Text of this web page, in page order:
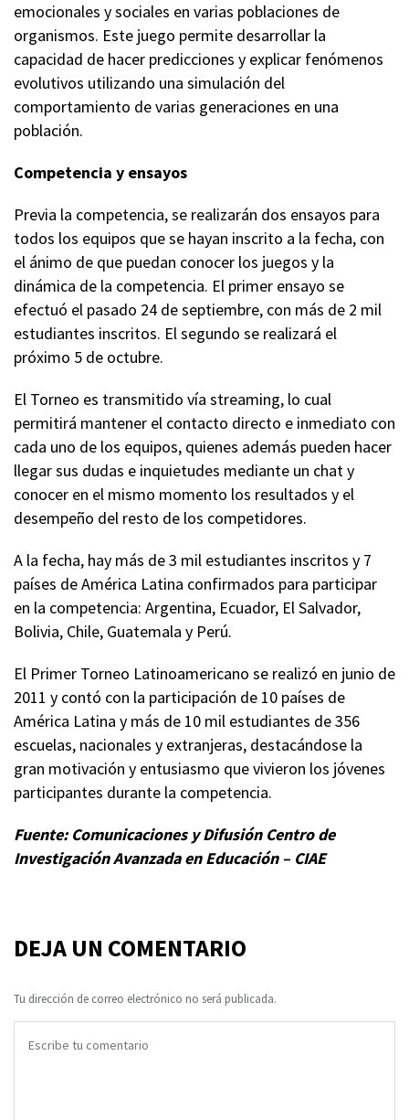
emocionales y sociales en varias poblaciones de
organismos. Este juego permite desarrollar la
capacidad de hacer predicciones y explicar fenómenos
evolutivos utilizando una simulación del
comportamiento de varias generaciones en una
población.
Competencia y ensayos
Previa la competencia, se realizarán dos ensayos para
todos los equipos que se hayan inscrito a la fecha, con
el ánimo de que puedan conocer los juegos y la
dinámica de la competencia. El primer ensayo se
efectuó el pasado 24 de septiembre, con más de 2 mil
estudiantes inscritos. El segundo se realizará el
próximo 5 de octubre.
El Torneo es transmitido vía streaming, lo cual
permitirá mantener el contacto directo e inmediato con
cada uno de los equipos, quienes además pueden hacer
llegar sus dudas e inquietudes mediante un chat y
conocer en el mismo momento los resultados y el
desempeño del resto de los competidores.
A la fecha, hay más de 3 mil estudiantes inscritos y 7
países de América Latina confirmados para participar
en la competencia: Argentina, Ecuador, El Salvador,
Bolivia, Chile, Guatemala y Perú.
El Primer Torneo Latinoamericano se realizó en junio de
2011 y contó con la participación de 10 países de
América Latina y más de 10 mil estudiantes de 356
escuelas, nacionales y extranjeras, destacándose la
gran motivación y entusiasmo que vivieron los jóvenes
participantes durante la competencia.
Fuente: Comunicaciones y Difusión Centro de
Investigación Avanzada en Educación – CIAE
DEJA UN COMENTARIO
Tu dirección de correo electrónico no será publicada.